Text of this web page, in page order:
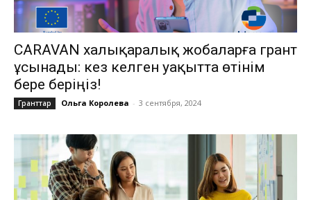
CARAVAN халықаралық жобаларға грант
ұсынады: кез келген уақытта өтінім
бере беріңіз!
Гранттар Ольга Королева - 3 сентября, 2024